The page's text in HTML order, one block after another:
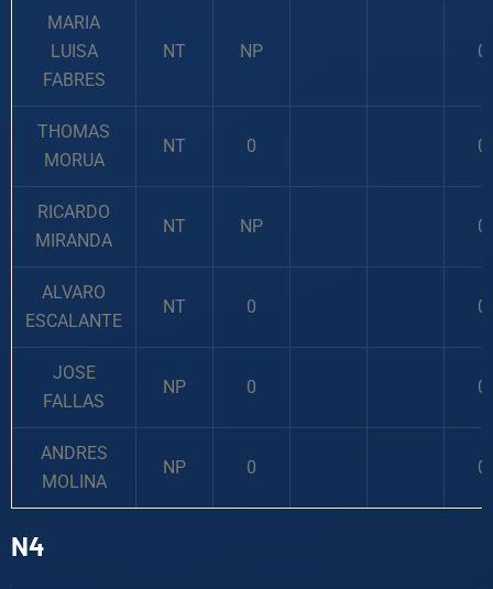
MARIA
LUISA
FABRES
NT NP 0
THOMAS
MORUA
NT 0 0
RICARDO
MIRANDA
NT NP 0
ALVARO
ESCALANTE
NT 0 0
JOSE
FALLAS
NP 0 0
ANDRES
MOLINA
NP 0 0
N4